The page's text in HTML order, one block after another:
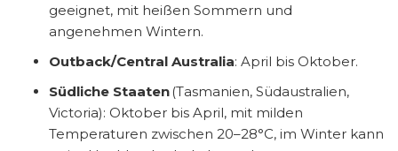
geeignet, mit heißen Sommern und
angenehmen Wintern.
Outback/Central Australia: April bis Oktober.
Südliche Staaten (Tasmanien, Südaustralien,
Victoria): Oktober bis April, mit milden
Temperaturen zwischen 20–28°C, im Winter kann